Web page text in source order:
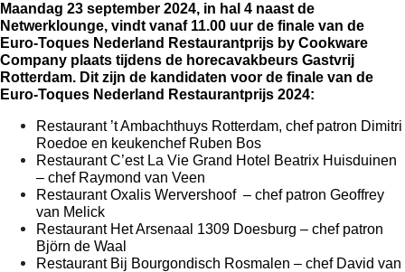
Maandag 23 september 2024, in hal 4 naast de
Netwerklounge, vindt vanaf 11.00 uur de finale van de
Euro-Toques Nederland Restaurantprijs by Cookware
Company plaats tijdens de horecavakbeurs Gastvrij
Rotterdam. Dit zijn de kandidaten voor de finale van de
Euro-Toques Nederland Restaurantprijs 2024:
Restaurant ’t Ambachthuys Rotterdam, chef patron Dimitri
Roedoe en keukenchef Ruben Bos
Restaurant C’est La Vie Grand Hotel Beatrix Huisduinen
– chef Raymond van Veen
Restaurant Oxalis Wervershoof  – chef patron Geoffrey
van Melick
Restaurant Het Arsenaal 1309 Doesburg – chef patron
Björn de Waal
Restaurant Bij Bourgondisch Rosmalen – chef David van